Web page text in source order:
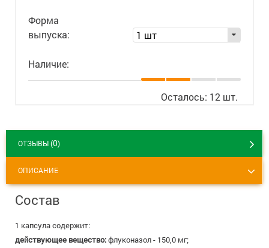
8 800 775 00 39 Вакансии
Форма
выпуска:
1 шт
Наличие:
Осталось: 12 шт.
ОТЗЫВЫ (0)
ОПИСАНИЕ
Состав
1 капсула содержит:
действующее вещество:флуконазол - 150,0 мг;